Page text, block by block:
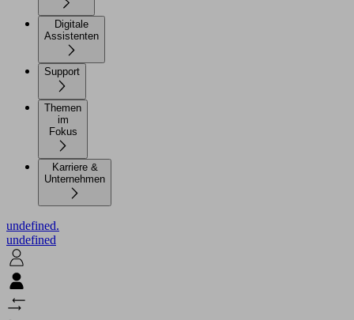
Digitale
Assistenten
Support
Themen
im
Karriere &
Unternehmen
undefined.
undefined